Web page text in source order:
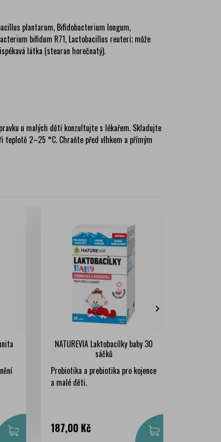
plantarum, Bifidobacterium longum,
bifidum R71, Lactobacillus reuteri; může
látka (stearan horečnatý).
u malých dětí konzultujte s lékařem. Skladujte
teplotě 2–25 °C. Chraňte před vlhkem a přímým
NATUREVIA Laktobacílky baby 30
sáčků
Probiotika a prebiotika pro kojence
a malé děti.
Cena
187,00 Kč
